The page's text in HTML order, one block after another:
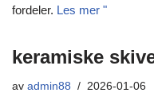
fordeler. Les mer "
keramiske
av admin88 2026-01-06